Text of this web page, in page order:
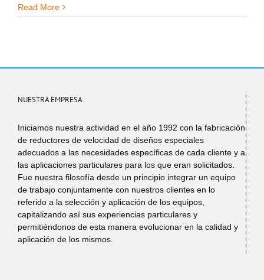
Read More
NUESTRA EMPRESA
Iniciamos nuestra actividad en el año 1992 con la fabricación
de reductores de velocidad de diseños especiales
adecuados a las necesidades específicas de cada cliente y a
las aplicaciones particulares para los que eran solicitados.
Fue nuestra filosofía desde un principio integrar un equipo
de trabajo conjuntamente con nuestros clientes en lo
referido a la selección y aplicación de los equipos,
capitalizando así sus experiencias particulares y
permitiéndonos de esta manera evolucionar en la calidad y
aplicación de los mismos.